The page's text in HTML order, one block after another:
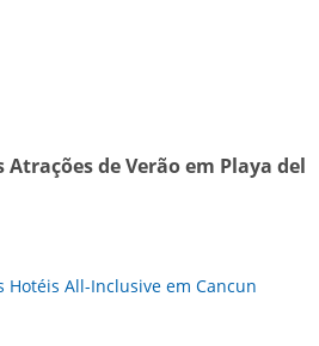
de Verão em Playa del